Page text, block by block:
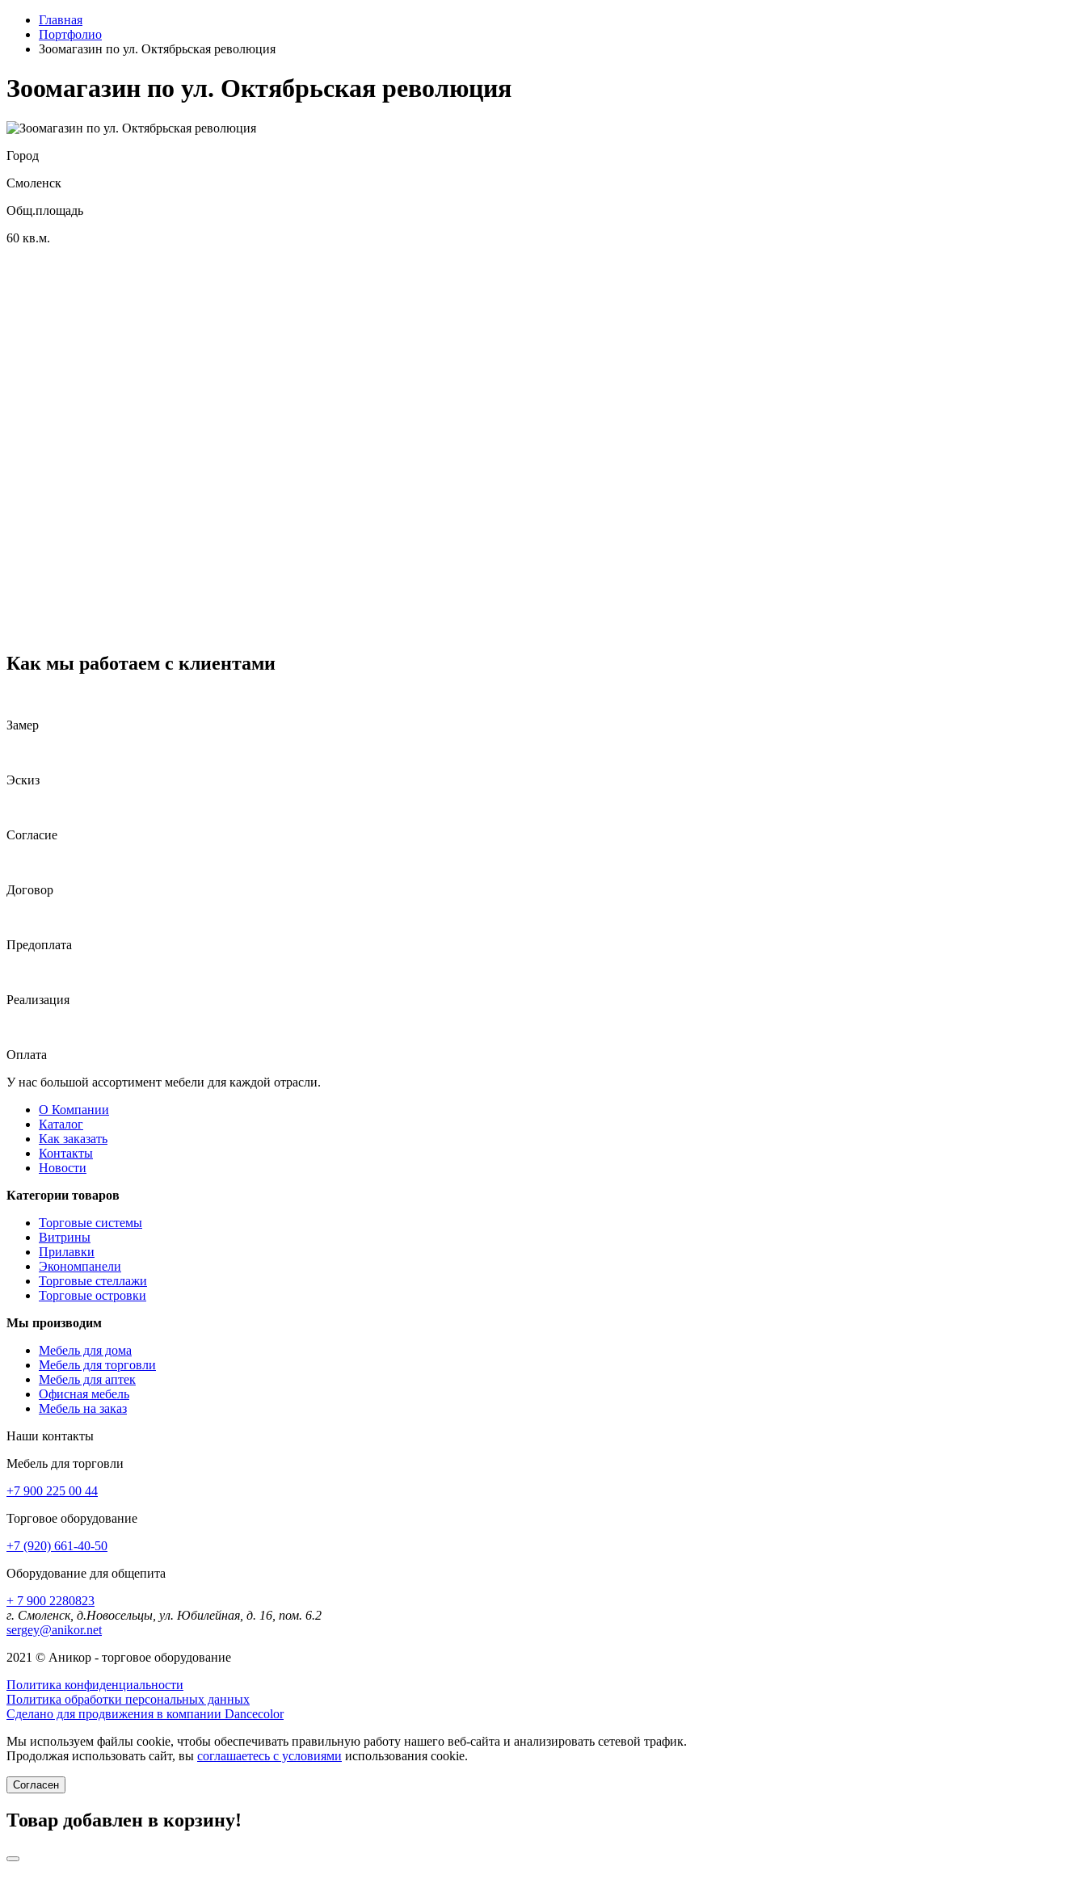
Главная
Портфолио
Зоомагазин по ул. Октябрьская революция
Зоомагазин по ул. Октябрьская революция
Город
Смоленск
Общ.площадь
60 кв.м.
Как мы работаем с клиентами
Замер
Эскиз
Согласие
Договор
Предоплата
Реализация
Оплата
У нас большой ассортимент мебели для каждой отрасли.
О Компании
Каталог
Как заказать
Контакты
Новости
Категории товаров
Торговые системы
Витрины
Прилавки
Экономпанели
Торговые стеллажи
Торговые островки
Мы производим
Мебель для дома
Мебель для торговли
Мебель для аптек
Офисная мебель
Мебель на заказ
Наши контакты
Мебель для торговли
+7 900 225 00 44
Торговое оборудование
+7 (920) 661-40-50
Оборудование для общепита
+ 7 900 2280823
г. Смоленск, д.Новосельцы, ул. Юбилейная, д. 16, пом. 6.2
sergey@anikor.net
2021 © Аникор - торговое оборудование
Политика конфиденциальности
Политика обработки персональных данных
Сделано для продвижения в компании Dancecolor
Мы используем файлы cookie, чтобы обеспечивать правильную работу нашего веб-сайта и анализировать сетевой трафик.
Продолжая использовать сайт, вы соглашаетесь с условиями использования cookie.
Согласен
Товар добавлен в корзину!